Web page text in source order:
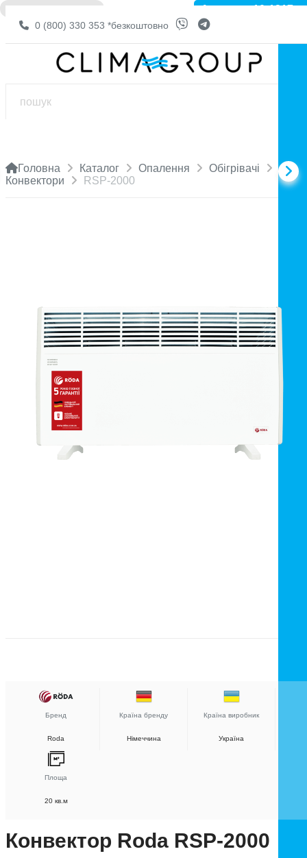
0 (800) 330 353 *безкоштовно
Головна Каталог Опалення
Обігрівачі
Конвектори
RSP-2000
Артикул: 10-1217
❌ НЕМА В НАЯВНОСТІ
Бренд
Roda
Країна бренду
Німеччина
Країна виробник
Україна
Площа
20 кв.м
Конвектор Roda RSP-2000